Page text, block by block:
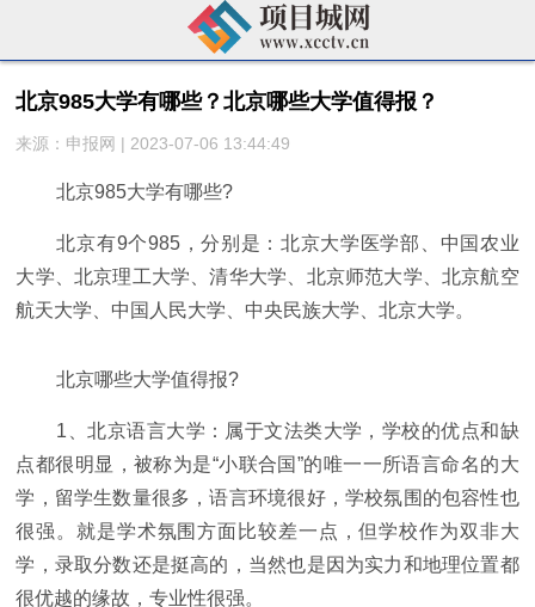
北京985大学有哪些？北京哪些大学值得报？
来源：申报网 | 2023-07-06 13:44:49
北京985大学有哪些?
北京有9个985，分别是：北京大学医学部、中国农业
大学、北京理工大学、清华大学、北京师范大学、北京航空
航天大学、中国人民大学、中央民族大学、北京大学。
北京哪些大学值得报?
1、北京语言大学：属于文法类大学，学校的优点和缺
点都很明显，被称为是“小联合国”的唯一一所语言命名的大
学，留学生数量很多，语言环境很好，学校氛围的包容性也
很强。就是学术氛围方面比较差一点，但学校作为双非大
学，录取分数还是挺高的，当然也是因为实力和地理位置都
很优越的缘故，专业性很强。